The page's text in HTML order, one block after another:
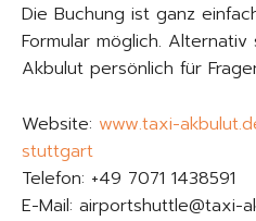
Die Buchung ist ganz
Formular möglich.
Akbulut persönlich für
Website: www.taxi-
stuttgart
Telefon: +49 7071 1438591
E-Mail: airportshuttle@taxi-